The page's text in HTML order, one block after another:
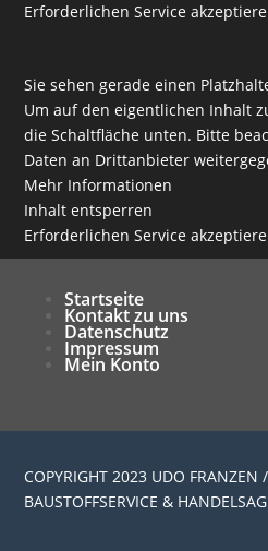
Erforderlichen Service
Sie sehen gerade einen
Um auf den eigentlichen Inhalt
die Schaltfläche unten. Bitte
Daten an Drittanbieter
Mehr Informationen
Inhalt entsperren
Erforderlichen Service
Startseite
Kontakt zu uns
Datenschutz
Impressum
Mein Konto
COPYRIGHT 2023 UDO FRANZEN
BAUSTOFFSERVICE &